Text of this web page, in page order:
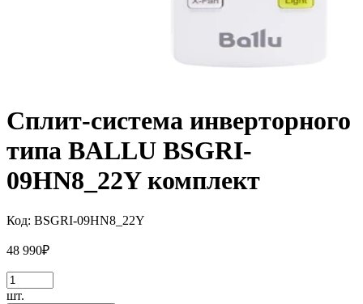
Сплит-система инверторного
типа BALLU BSGRI-
09HN8_22Y комплект
Код: BSGRI-09HN8_22Y
48 990₽
шт.